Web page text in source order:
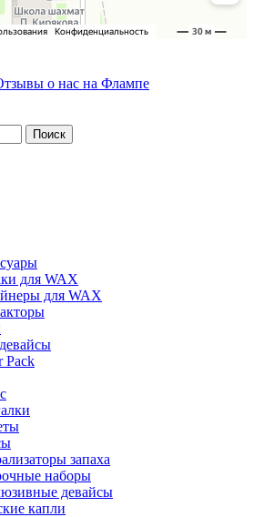
о нас на Флампе
Поиск
для WAX
для WAX
Pack
запаха
наборы
девайсы
капли